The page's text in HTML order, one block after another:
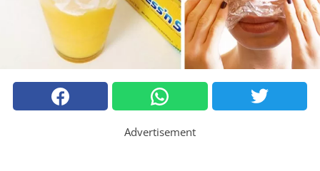
Advertisement